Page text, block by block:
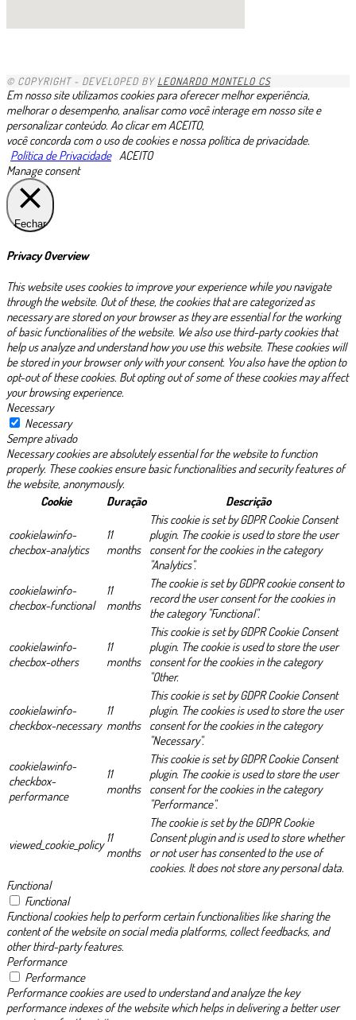
1xbet ทางเข้า
1xbet
lotoclub
Rtbet casino
1xbet зеркало
melbet
1xbet
1xbet
bouderland bound
BoostWin казино
1xbet скачать
© COPYRIGHT - DEVELOPED BY LEONARDO MONTELO CS
Em nosso site utilizamos cookies para oferecer melhor experiência,
melhorar o desempenho, analisar como você interage em nosso site e
personalizar conteúdo. Ao clicar em ACEITO,
você concorda com o uso de cookies e nossa política de privacidade.
Política de Privacidade ACEITO
Manage consent
Fechar
Privacy Overview
This website uses cookies to improve your experience while you navigate
through the website. Out of these, the cookies that are categorized as
necessary are stored on your browser as they are essential for the working
of basic functionalities of the website. We also use third-party cookies that
help us analyze and understand how you use this website. These cookies will
be stored in your browser only with your consent. You also have the option to
opt-out of these cookies. But opting out of some of these cookies may affect
your browsing experience.
Necessary
Necessary
Sempre ativado
Necessary cookies are absolutely essential for the website to function
properly. These cookies ensure basic functionalities and security features of
the website, anonymously.
Cookie
Duração Descrição
cookielawinfo-
checbox-analytics
11
months
This cookie is set by GDPR Cookie Consent
plugin. The cookie is used to store the user
consent for the cookies in the category
"Analytics".
cookielawinfo-
checbox-functional
11
months
The cookie is set by GDPR cookie consent to
record the user consent for the cookies in
the category "Functional".
cookielawinfo-
checbox-others
11
months
This cookie is set by GDPR Cookie Consent
plugin. The cookie is used to store the user
consent for the cookies in the category
"Other.
cookielawinfo-
checkbox-necessary
11
months
This cookie is set by GDPR Cookie Consent
plugin. The cookies is used to store the user
consent for the cookies in the category
"Necessary".
cookielawinfo-
checkbox-
performance
11
months
This cookie is set by GDPR Cookie Consent
plugin. The cookie is used to store the user
consent for the cookies in the category
"Performance".
viewed_cookie_policy 11
months
The cookie is set by the GDPR Cookie
Consent plugin and is used to store whether
or not user has consented to the use of
cookies. It does not store any personal data.
Functional
Functional
Functional cookies help to perform certain functionalities like sharing the
content of the website on social media platforms, collect feedbacks, and
other third-party features.
Performance
Performance
Performance cookies are used to understand and analyze the key
performance indexes of the website which helps in delivering a better user